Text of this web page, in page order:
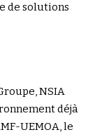
de solutions
NSIA
déjà
UEMOA, le